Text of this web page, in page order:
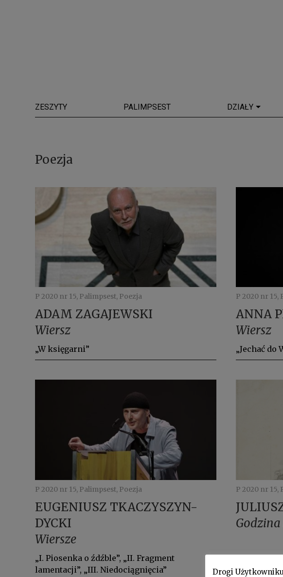
ZESZYTY PALIMPSEST DZIAŁY
Poezja
P 2020 nr 15, Palimpsest, Poezja
ADAM ZAGAJEWSKI
Wiersz
„W księgarni”
P 2020 nr 15,
ANNA
Wiersz
„Jechać do
P 2020 nr 15, Palimpsest, Poezja
EUGENIUSZ TKACZYSZYN-
DYCKI
Wiersze
„I. Piosenka o źdźble”, „II. Fragment
lamentacji”, „III. Niedociągnięcia”
P 2020 nr 15,
Drogi